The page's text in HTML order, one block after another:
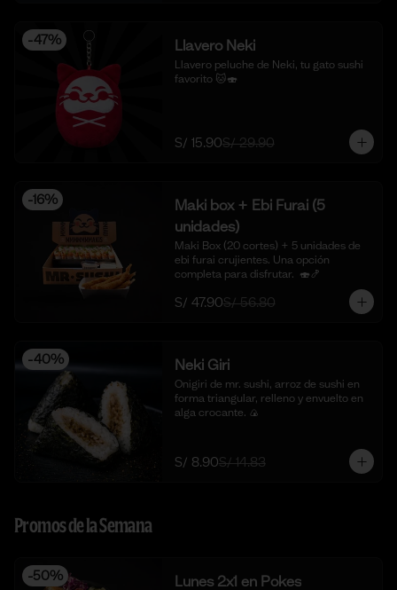
-47% Llavero Neki
Llavero peluche de Neki, tu gato sushi
favorito 🐱🍣
S/ 15.90S/ 29.90
-16%
Maki box + Ebi Furai (5
unidades)
Maki Box (20 cortes) + 5 unidades de
ebi furai crujientes. Una opción
completa para disfrutar.  🍣🍤
S/ 47.90S/ 56.80
-40% Neki Giri
Onigiri de mr. sushi, arroz de sushi en
forma triangular, relleno y envuelto en
alga crocante. 🍙
S/ 8.90S/ 14.83
Promos de la Semana
-50% Lunes 2x1 en Pokes